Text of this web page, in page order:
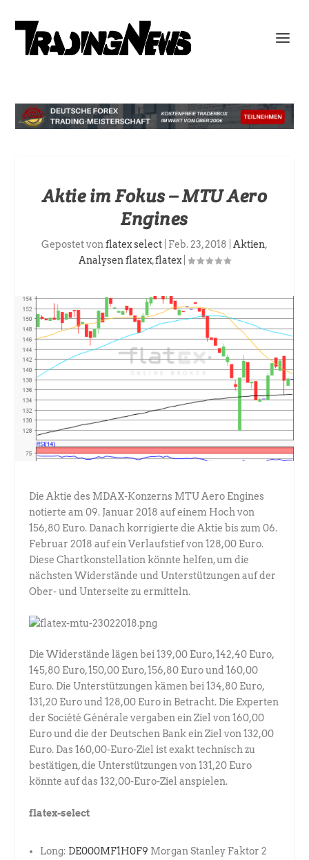
Aktie im Fokus – MTU Aero
Engines
Gepostet vonflatex select Feb. 23, 2018 Aktien,
Analysen flatex,flatex
Die Aktie des MDAX-Konzerns MTU Aero Engines
notierte am 09. Januar 2018 auf einem Hoch von
156,80 Euro. Danach korrigierte die Aktie bis zum 06.
Februar 2018 auf ein Verlaufstief von 128,00 Euro.
Diese Chartkonstellation könnte helfen, um die
nächsten Widerstände und Unterstützungen auf der
Ober- und Unterseite zu ermitteln.
Die Widerstände lägen bei 139,00 Euro, 142,40 Euro,
145,80 Euro, 150,00 Euro, 156,80 Euro und 160,00
Euro. Die Unterstützungen kämen bei 134,80 Euro,
131,20 Euro und 128,00 Euro in Betracht. Die Experten
der Société Générale vergaben ein Ziel von 160,00
Euro und die der Deutschen Bank ein Ziel von 132,00
Euro. Das 160,00-Euro-Ziel ist exakt technisch zu
bestätigen, die Unterstützungen von 131,20 Euro
könnte auf das 132,00-Euro-Ziel anspielen.
flatex-select
Long: DE000MF1H0F9 Morgan Stanley Faktor 2